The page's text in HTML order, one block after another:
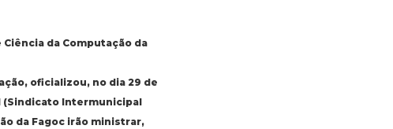
da Computação da
oficializou, no dia 29 de
(Sindicato Intermunicipal
da Fagoc irão ministrar,